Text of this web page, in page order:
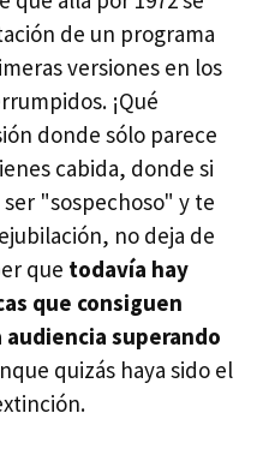
de un programa
versiones en los
¡Qué
donde sólo parece
cabida, donde si
ser "sospechoso" y te
no deja de
que todavía hay
que consiguen
superando
quizás haya sido el